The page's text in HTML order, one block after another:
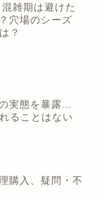
雑期は避けた
穴場のシーズ
？
実態を暴露…
ることはない
購入、疑問・不